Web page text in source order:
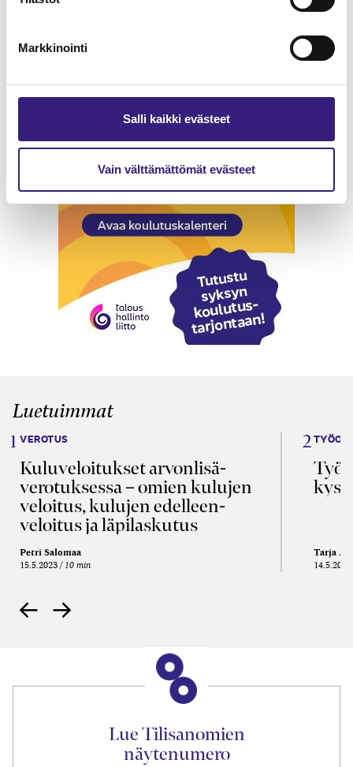
Markkinointi
Salli kaikki evästeet
Vain välttämättömät evästeet
MAINOS
Luetuimmat
VEROTUS
Kulu­veloitukset arvon­lisä­
verotuksessa – omien kulujen
veloitus, kulujen edelleen­
veloitus ja läpi­laskutus
Petri Salomaa
15.5.2023 10 min
Tarja
14.5.2021
Lue Tilisanomien
näytenumero